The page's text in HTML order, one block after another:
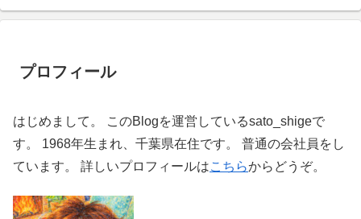
プロフィール
はじめまして。 このBlogを運営しているsato_shigeで
す。 1968年生まれ、千葉県在住です。 普通の会社員をし
ています。 詳しいプロフィールはこちらからどうぞ。